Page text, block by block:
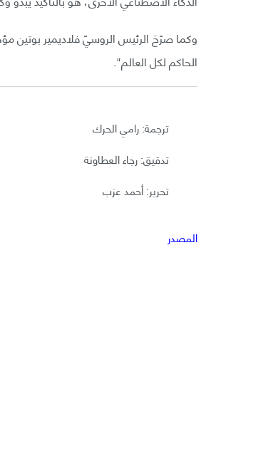
وكما صرّحَ الرئيس الروسيّ فلاديمير بوتين
الحاكم لكل العالم".
ترجمة: رامي الحرك
تدقيق: رجاء العطاونة
تحرير: أحمد عزب
المصدر